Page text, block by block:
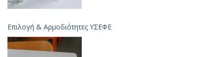
Επιλογή & Aρμοδιότητες ΥΣΕΦΕ